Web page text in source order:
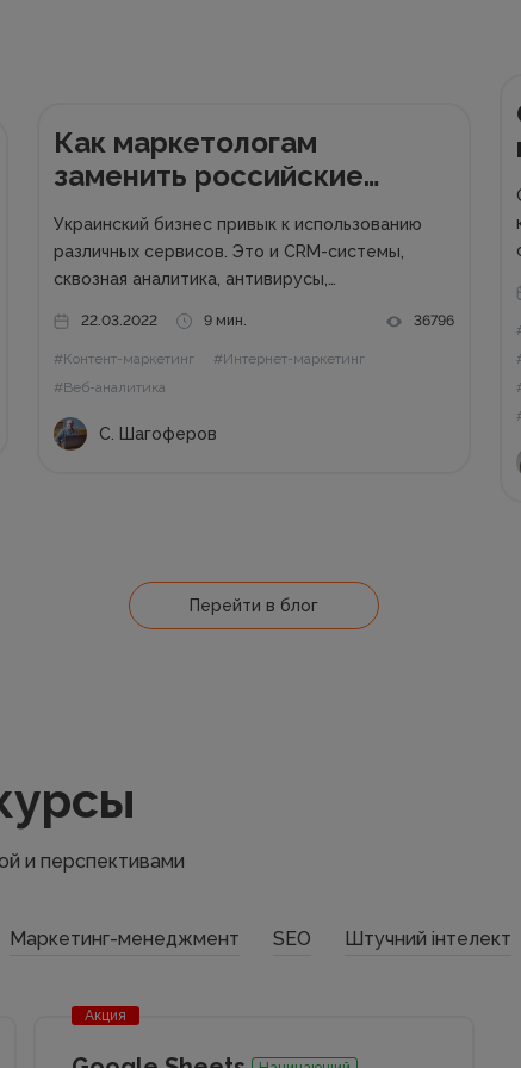
Как маркетологам
заменить российские
сервисы
Украинский бизнес привык к использованию
различных сервисов. Это и CRM-системы,
сквозная аналитика, антивирусы,
чат-боты, SEO-сервисы, коллтрекинги и многие
другие. Наша задача – перейти на
альтернативные сервисы и программы, чтобы
не поддерживать российского агрессора.
Также сотрудничество с...
22.03.2022 9 мин. 36796
#Контент-маркетинг
#Интернет-маркетинг
#Веб-аналитика
С. Шагоферов
Перейти в блог
и перспективами
Маркетинг-менеджмент SEO Штучний інтелект
Акция